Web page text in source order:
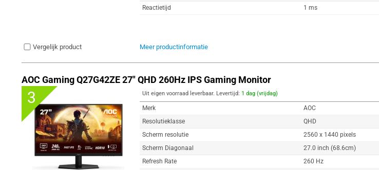
Reactietijd
1 ms
Vergelijk product Meer productinformatie
AOC Gaming Q27G42ZE 27" QHD 260Hz IPS Gaming Monitor
3 Uit eigen voorraad leverbaar. Levertijd: 1 dag (vrijdag)
Merk
AOC
Resolutieklasse
QHD
Scherm resolutie
2560 x 1440 pixels
Scherm Diagonaal
27.0 inch (68.6cm)
Refresh Rate
260 Hz